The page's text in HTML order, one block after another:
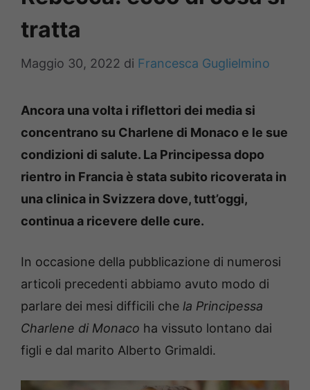
tratta
Maggio 30, 2022 di Francesca Guglielmino
Ancora una volta i riflettori dei media si
concentrano su Charlene di Monaco e le sue
condizioni di salute. La Principessa dopo
rientro in Francia è stata subito ricoverata in
una clinica in Svizzera dove, tutt’oggi,
continua a ricevere delle cure.
In occasione della pubblicazione di numerosi
articoli precedenti abbiamo avuto modo di
parlare dei mesi difficili che la Principessa
Charlene di Monaco ha vissuto lontano dai
figli e dal marito Alberto Grimaldi.